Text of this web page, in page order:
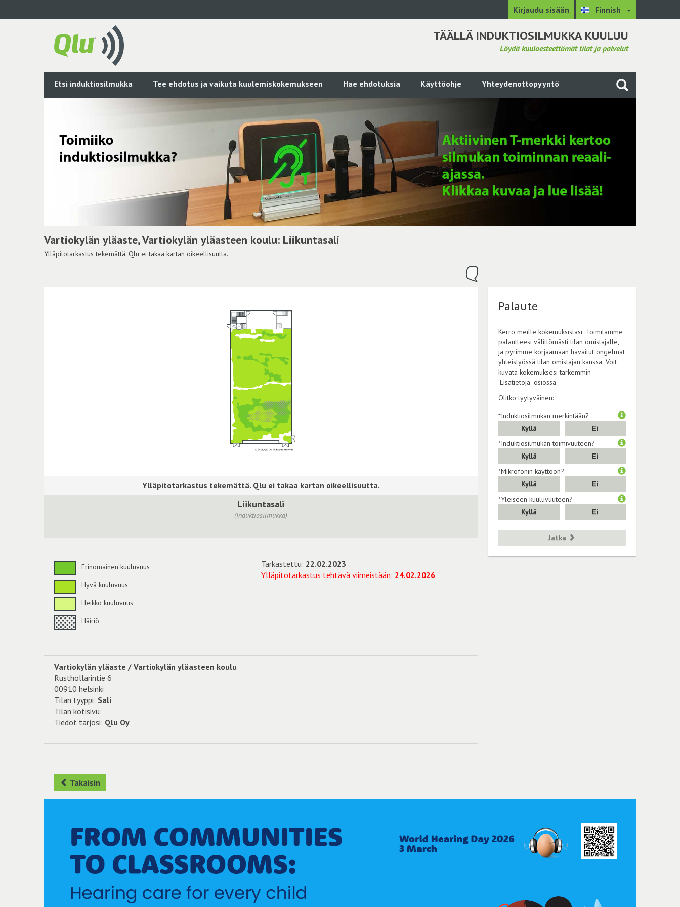
Kirjaudu sisään Finnish
TÄÄLLÄ INDUKTIOSILMUKKA KUULUU
Löydä kuuloesteettömät tilat ja palvelut
Etsi induktiosilmukka Tee ehdotus ja vaikuta kuulemiskokemukseen Hae ehdotuksia Käyttöohje Yhteydenottopyyntö
Vartiokylän yläaste, Vartiokylän yläasteen koulu: Liikuntasali
Ylläpitotarkastus tekemättä. Qlu ei takaa kartan oikeellisuutta.
Liikuntasali
(Induktiosilmukka)
Erinomainen kuuluvuus
Hyvä kuuluvuus
Heikko kuuluvuus
Häiriö
Tarkastettu: 22.02.2023
Ylläpitotarkastus tehtävä viimeistään: 24.02.2026
Vartiokylän yläaste / Vartiokylän yläasteen koulu
Rusthollarintie 6
00910 helsinki
Tilan tyyppi: Sali
Tilan kotisivu:
Tiedot tarjosi: Qlu Oy
Palaute
Kerro meille kokemuksistasi. Toimitamme
palautteesi välittömästi tilan omistajalle,
ja pyrimme korjaamaan havaitut ongelmat
yhteistyössä tilan omistajan kanssa. Voit
kuvata kokemuksesi tarkemmin
'Lisätietoja' osiossa.
Olitko tyytyväinen:
*Induktiosilmukan merkintään?
Kyllä
Ei
*Induktiosilmukan toimivuuteen?
Kyllä
Ei
*Mikrofonin käyttöön?
Kyllä
Ei
*Yleiseen kuuluvuuteen?
Kyllä
Ei
Jatka
Takaisin